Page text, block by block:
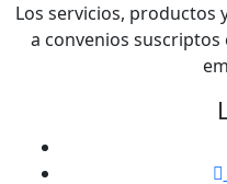
Los servicios, productos
a convenios